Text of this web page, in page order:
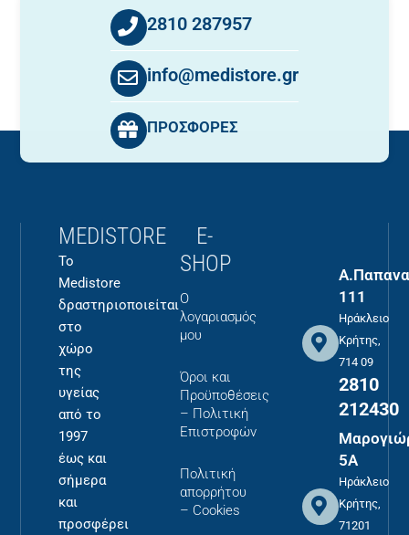
2810 287957
info@medistore.gr
ΠΡΟΣΦΟΡΕΣ
MEDISTORE
Το
Medistore
δραστηριοποιείται
στο
χώρο
της
υγείας
από το
1997
έως και
σήμερα
και
προσφέρει
E-
SHOP
Ο
λογαριασμός
μου
Όροι και
Προϋποθέσεις
– Πολιτική
Επιστροφών
Πολιτική
απορρήτου
– Cookies
111
Ηράκλειο
Κρήτης,
714 09
2810
212430
5Α
Ηράκλειο
Κρήτης,
71201